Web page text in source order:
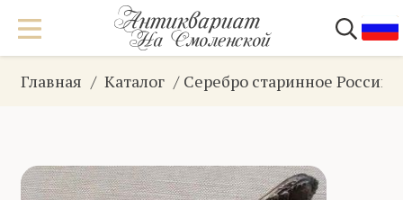
Главная Каталог Серебро старинное